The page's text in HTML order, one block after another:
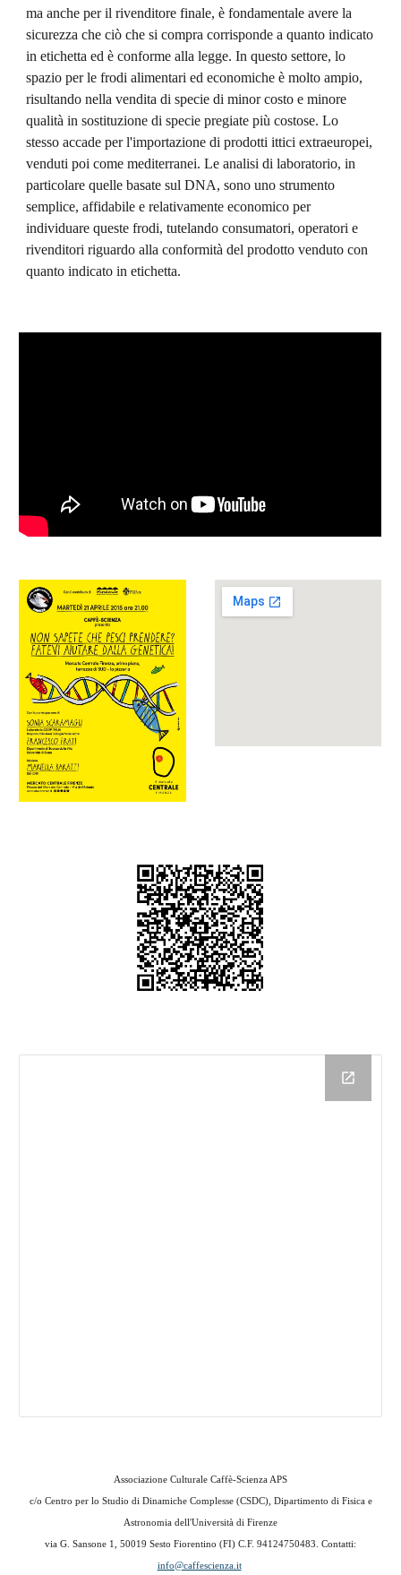
ma anche per il rivenditore finale, è fondamentale avere la
sicurezza che ciò che si compra corrisponde a quanto indicato
in etichetta ed è conforme alla legge. In questo settore, lo
spazio per le frodi alimentari ed economiche è molto ampio,
risultando nella vendita di specie di minor costo e minore
qualità in sostituzione di specie pregiate più costose. Lo
stesso accade per l'importazione di prodotti ittici extraeuropei,
venduti poi come mediterranei. Le analisi di laboratorio, in
particolare quelle basate sul DNA, sono uno strumento
semplice, affidabile e relativamente economico per
individuare queste frodi, tutelando consumatori, operatori e
rivenditori riguardo alla conformità del prodotto venduto con
quanto indicato in etichetta.
Associazione Culturale Caffè-Scienza APS
c/o Centro per lo Studio di Dinamiche Complesse (CSDC), Dipartimento di Fisica e
Astronomia dell'Università di Firenze
via G. Sansone 1, 50019 Sesto Fiorentino (FI) C.F. 94124750483 . Contatti:
info@caffescienza.it